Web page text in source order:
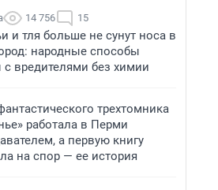
14 756 15
и тля больше не сунут носа в
народные способы
с вредителями без химии
трехтомника
работала в Перми
а первую книгу
на спор — ее история